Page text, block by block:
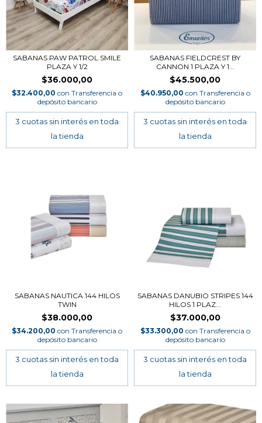
SABANAS PAW PATROL SMILE
PLAZA Y 1/2
$36.000,00
$32.400,00 con Transferencia o
depósito bancario
SABANAS FIELDCREST BY
CANNON 1 PLAZA Y 1...
$45.500,00
$40.950,00 con Transferencia o
depósito bancario
SABANAS NAUTICA 144 HILOS
TWIN
$38.000,00
$34.200,00 con Transferencia o
depósito bancario
SABANAS DANUBIO STRIPES 144
HILOS 1 PLAZ...
$37.000,00
$33.300,00 con Transferencia o
depósito bancario